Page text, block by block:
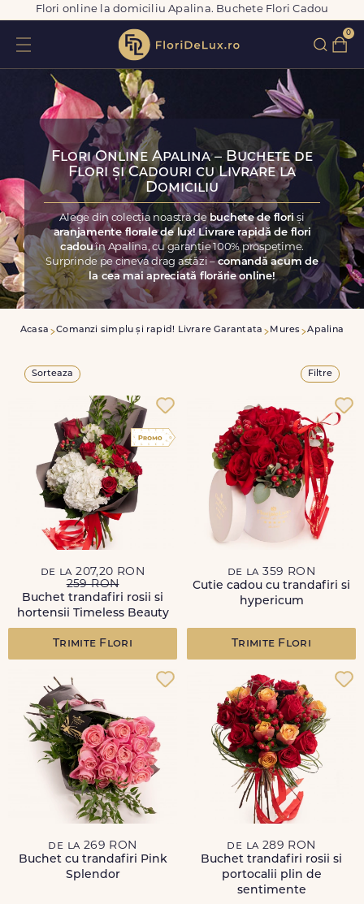
Flori online la domiciliu Apalina. Buchete Flori Cadou
0
Flori Online Apalina – Buchete de
Flori și Cadouri cu Livrare la
Domiciliu
Alege din colecția noastră de buchete de floriși
aranjamente florale de lux! Livrare rapidă de flori
cadouîn Apalina, cu garanție 100% prospețime.
Surprinde pe cineva drag astăzi –comandă acum de
la cea mai apreciată florărie online!
Acasa Comanzi simplu și rapid! Livrare Garantata Mures Apalina
Sorteaza Filtre
de la 207,20 RON
259 RON
Buchet trandafiri rosii si
hortensii Timeless Beauty
Trimite Flori
de la 359 RON
Cutie cadou cu trandafiri si
hypericum
Trimite Flori
de la 269 RON
Buchet cu trandafiri Pink
Splendor
de la 289 RON
Buchet trandafiri rosii si
portocalii plin de
sentimente